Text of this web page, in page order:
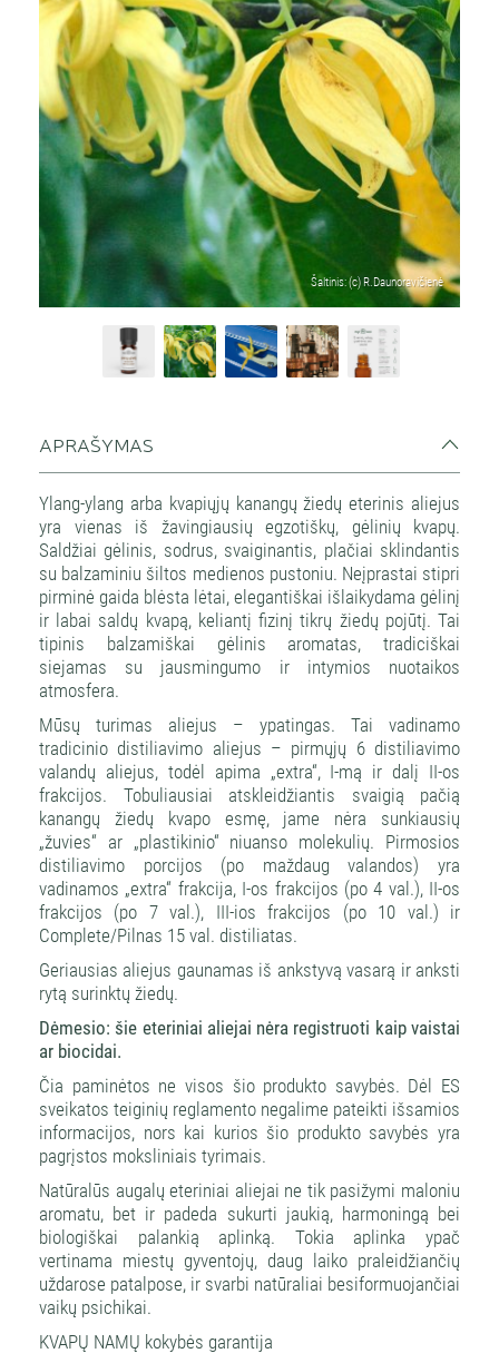
Šaltinis: (c) R.Daunoravičienė
APRAŠYMAS
Ylang-ylang arba kvapiųjų kanangų žiedų eterinis aliejus
yra vienas iš žavingiausių egzotiškų, gėlinių kvapų.
Saldžiai gėlinis, sodrus, svaiginantis, plačiai sklindantis
su balzaminiu šiltos medienos pustoniu. Neįprastai stipri
pirminė gaida blėsta lėtai, elegantiškai išlaikydama gėlinį
ir labai saldų kvapą, keliantį fizinį tikrų žiedų pojūtį. Tai
tipinis balzamiškai gėlinis aromatas, tradiciškai
siejamas su jausmingumo ir intymios nuotaikos
atmosfera.
Mūsų turimas aliejus – ypatingas. Tai vadinamo
tradicinio distiliavimo aliejus – pirmųjų 6 distiliavimo
valandų aliejus, todėl apima „extra“, I-mą ir dalį II-os
frakcijos. Tobuliausiai atskleidžiantis svaigią pačią
kanangų žiedų kvapo esmę, jame nėra sunkiausių
„žuvies“ ar „plastikinio“ niuanso molekulių. Pirmosios
distiliavimo porcijos (po maždaug valandos) yra
vadinamos „extra“ frakcija, I-os frakcijos (po 4 val.), II-os
frakcijos (po 7 val.), III-ios frakcijos (po 10 val.) ir
Complete/Pilnas 15 val. distiliatas.
Geriausias aliejus gaunamas iš ankstyvą vasarą ir anksti
rytą surinktų žiedų.
Dėmesio: šie eteriniai aliejai nėra registruoti kaip vaistai
ar biocidai.
Čia paminėtos ne visos šio produkto savybės. Dėl ES
sveikatos teiginių reglamento negalime pateikti išsamios
informacijos, nors kai kurios šio produkto savybės yra
pagrįstos moksliniais tyrimais.
Natūralūs augalų eteriniai aliejai ne tik pasižymi maloniu
aromatu, bet ir padeda sukurti jaukią, harmoningą bei
biologiškai palankią aplinką. Tokia aplinka ypač
vertinama miestų gyventojų, daug laiko praleidžiančių
uždarose patalpose, ir svarbi natūraliai besiformuojančiai
vaikų psichikai.
KVAPŲ NAMŲ kokybės garantija